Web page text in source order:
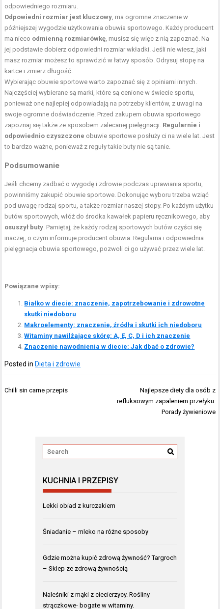
odpowiedniego rozmiaru.
Odpowiedni rozmiar jest kluczowy, ma ogromne znaczenie w
późniejszej wygodzie użytkowania obuwia sportowego. Każdy producent
ma nieco odmienną rozmiarówkę, musisz się więc z nią zapoznać. Na
jej podstawie dobierz odpowiedni rozmiar wkładki. Jeśli nie wiesz, jaki
masz rozmiar możesz to sprawdzić w łatwy sposób. Odrysuj stopę na
kartce i zmierz długość.
Wybierając obuwie sportowe warto zapoznać się z opiniami innych.
Najczęściej wybierane są marki, które są cenione w świecie sportu,
ponieważ one najlepiej odpowiadają na potrzeby klientów, z uwagi na
swoje ogromne doświadczenie. Przed zakupem obuwia sportowego
zapoznaj się także ze sposobem zalecanej pielęgnacji. Regularnie i
odpowiednio czyszczone obuwie sportowe posłuży ci na wiele lat. Jest
to bardzo ważne, ponieważ z reguły takie buty nie są tanie.
Podsumowanie
Jeśli chcemy zadbać o wygodę i zdrowie podczas uprawiania sportu,
powinniśmy zakupić obuwie sportowe. Dokonując wyboru trzeba wziąć
pod uwagę rodzaj sportu, a także rozmiar naszej stopy. Po każdym użytku
butów sportowych, włóż do środka kawałek papieru ręcznikowego, aby
osuszył buty. Pamiętaj, że każdy rodzaj sportowych butów czyści się
inaczej, o czym informuje producent obuwia. Regularna i odpowiednia
pielęgnacja obuwia sportowego, pozwoli ci go używać przez wiele lat.
Powiązane wpisy:
Białko w diecie: znaczenie, zapotrzebowanie i zdrowotne
skutki niedoboru
Makroelementy: znaczenie, źródła i skutki ich niedoboru
Witaminy nawilżające skórę: A, E, C, D i ich znaczenie
Znaczenie nawodnienia w diecie: Jak dbać o zdrowie?
Posted in Dieta i zdrowie
Nawigacja
Chilli sin carne przepis
Najlepsze diety dla osób z
refluksowym zapaleniem przełyku:
Porady żywieniowe
KUCHNIA I PRZEPISY
Lekki obiad z kurczakiem
Śniadanie – mleko na różne sposoby
Gdzie można kupić zdrową żywność? Targroch
– Sklep ze zdrową żywnością
Naleśniki z mąki z ciecierzycy. Rośliny
strączkowe- bogate w witaminy.